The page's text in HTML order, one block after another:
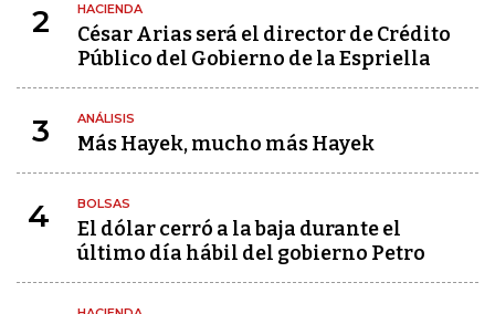
2 HACIENDA
César Arias será el director de Crédito
Público del Gobierno de la Espriella
3 ANÁLISIS
Más Hayek, mucho más Hayek
4 BOLSAS
El dólar cerró a la baja durante el
último día hábil del gobierno Petro